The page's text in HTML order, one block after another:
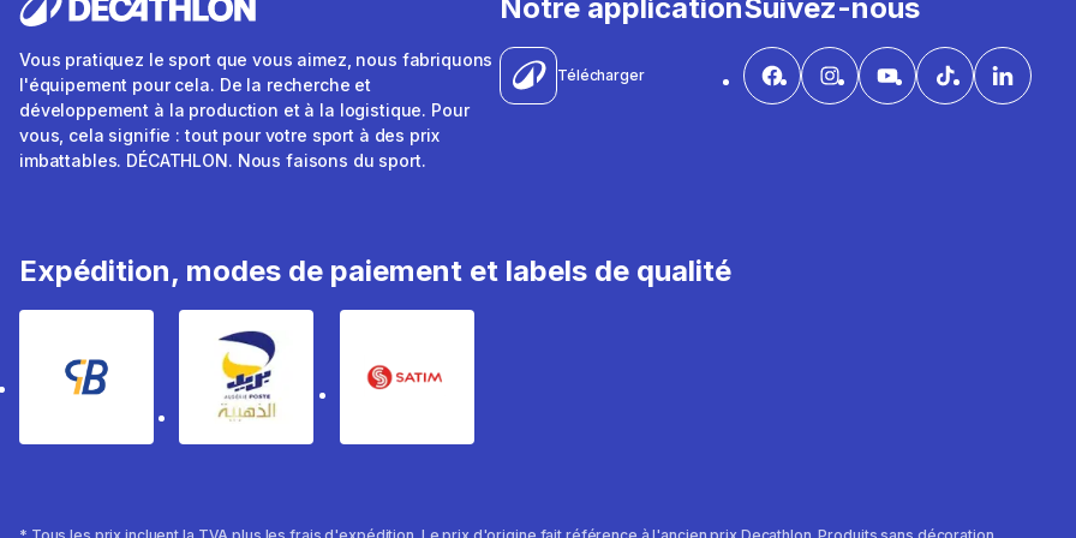
Vous pratiquez le sport que vous aimez, nous fabriquons
l'équipement pour cela. De la recherche et
développement à la production et à la logistique. Pour
vous, cela signifie : tout pour votre sport à des prix
imbattables. DÉCATHLON. Nous faisons du sport.
Notre application
Télécharger
Suivez-nous
Expédition, modes de paiement et labels de qualité